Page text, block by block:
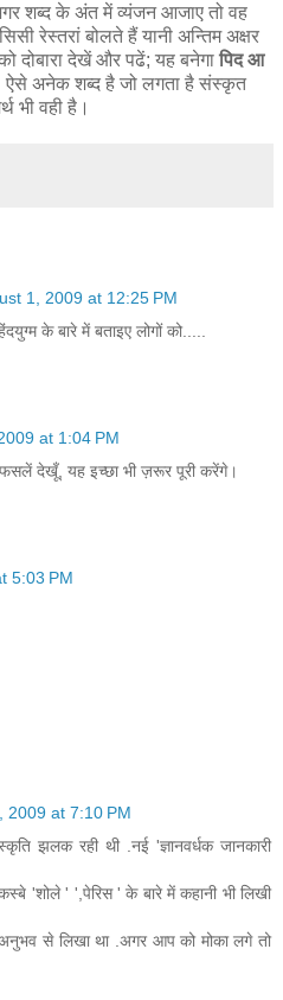
शब्द के अंत में व्यंजन आजाए तो वह
रेस्तरां बोलते हैं यानी अन्तिम अक्षर
दोबारा देखें और पढें; यह बनेगापिद आ
ऐसे अनेक शब्द है जो लगता है संस्कृत
भी वही है।
1, 2009 at 12:25 PM
के बारे में बताइए लोगों को.....
at 1:04 PM
देखूँ, यह इच्छा भी ज़रूर पूरी करेंगे।
5:03 PM
2009 at 7:10 PM
झलक रही थी .नई 'ज्ञानवर्धक जानकारी
'शोले ' ',पेरिस ' के बारे में कहानी भी लिखी
अनुभव से लिखा था .अगर आप को मोका लगे तो